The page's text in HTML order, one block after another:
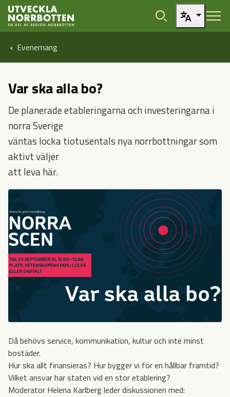
Öppna sidans huvudnavigering
Hoppa till sidans innehåll
Evenemang
Var ska alla bo?
De planerade etableringarna och investeringarna i
norra Sverige
väntas locka tiotusentals nya norrbottningar som
aktivt väljer
att leva här.
Då behövs service, kommunikation, kultur och inte minst
bostäder.
Hur ska allt finansieras? Hur bygger vi för en hållbar framtid?
Vilket ansvar har staten vid en stor etablering?
Moderator Helena Karlberg leder diskussionen med: